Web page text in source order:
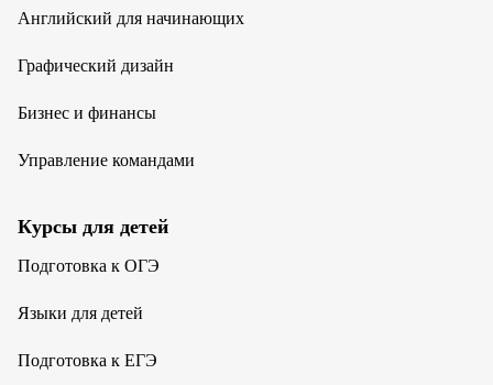
Английский для начинающих
Графический дизайн
Бизнес и финансы
Управление командами
Курсы для детей
Подготовка к ОГЭ
Языки для детей
Подготовка к ЕГЭ